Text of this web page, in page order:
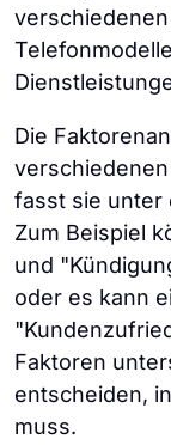
Die
fasst sie unter
Zum Beispiel
und
oder es kann
Faktoren
entscheiden,
muss.